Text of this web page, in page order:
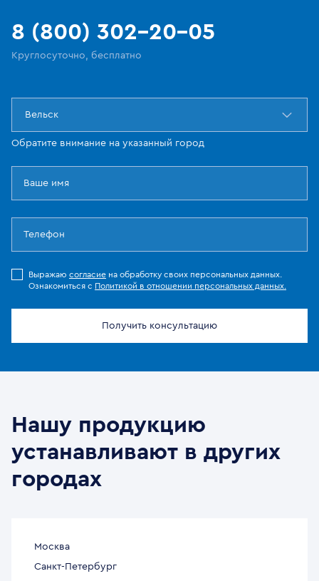
8 (800) 302-20-05
Круглосуточно, бесплатно
Вельск
Обратите внимание на указанный город
Выражаю согласие на обработку своих персональных данных.
Ознакомиться с Политикой в отношении персональных данных.
Получить консультацию
Нашу продукцию
устанавливают в других
городах
Москва
Санкт-Петербург